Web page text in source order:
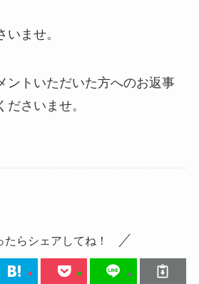
ませ。
ントいただいた方へのお返事
さいませ。
たらシェアしてね！